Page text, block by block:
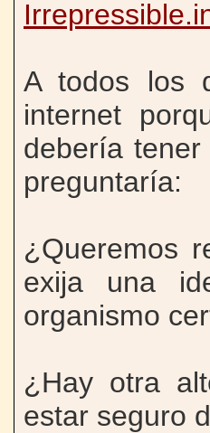
A todos los
internet
debería
preguntaría:
¿Queremos
exija una
organismo
¿Hay otra
estar seguro